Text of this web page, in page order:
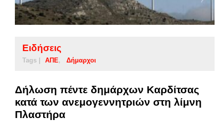
Ειδήσεις
Tags | ΑΠΕ Δήμαρχοι
Δήλωση πέντε δημάρχων Καρδίτσας
κατά των ανεμογεννητριών στη λίμνη
Πλαστήρα